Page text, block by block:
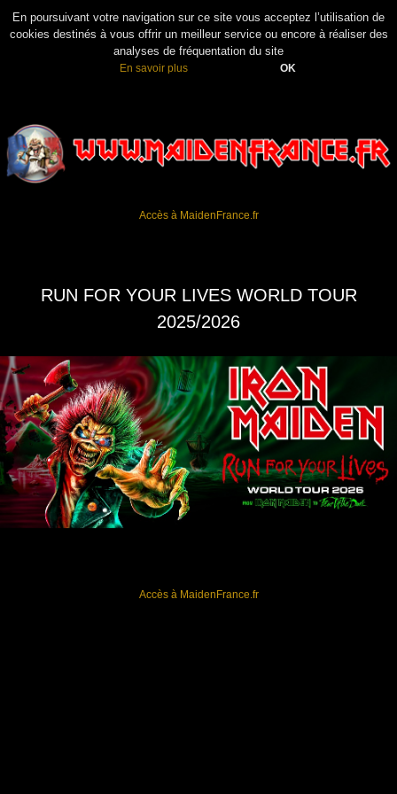
En poursuivant votre navigation sur ce site vous acceptez l’utilisation de
cookies destinés à vous offrir un meilleur service ou encore à réaliser des
analyses de fréquentation du site
En savoir plus OK
Accès à MaidenFrance.fr
RUN FOR YOUR LIVES WORLD TOUR
2025/2026
Accès à MaidenFrance.fr